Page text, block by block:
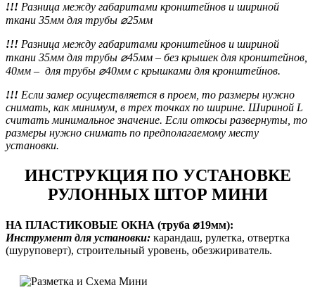
!!! Разница между габаритами кронштейнов и шириной
ткани 35мм для трубы ⌀25мм
!!! Разница между габаритами кронштейнов и шириной
ткани 35мм для трубы ⌀45мм – без крышек для кронштейнов,
40мм – для трубы ⌀40мм с крышками для кронштейнов.
!!! Если замер осуществляется в проем, то размеры нужно
снимать, как минимум, в трех точках по ширине. Шириной L
считать минимальное значение. Если откосы развернуты, то
размеры нужно снимать по предполагаемому месту
установки.
ИНСТРУКЦИЯ ПО УСТАНОВКЕ
РУЛОННЫХ ШТОР МИНИ
НА ПЛАСТИКОВЫЕ ОКНА (труба ⌀19мм):
Инструмент для установки: карандаш, рулетка, отвертка
(шуруповерт), строительный уровень, обезжириватель.